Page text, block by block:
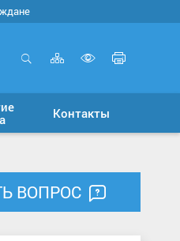
Карта
сайта
версию
для
Контакты
ВОПРОС